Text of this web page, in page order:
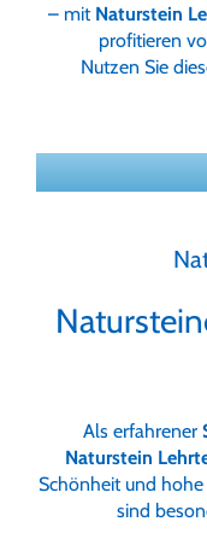
– mit Naturstein
profitieren
Nutzen Sie
Als erfahrener
Naturstein
Schönheit und
sind